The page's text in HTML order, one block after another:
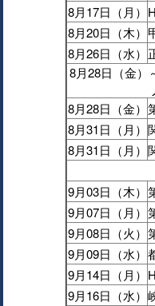
8月17日（月）
8月20日（木）
8月26日（水）
8月28日（金）
8月28日（金）
8月31日（月）
8月31日（月）
9月03日（木）
9月07日（月）
9月08日（火）
9月09日（水）
9月14日（月）
9月16日（水）